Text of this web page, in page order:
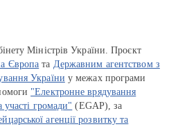
Міністрів України. Проєкт
Європа та Державним агентством з
України у межах програми
"Електронне врядування
участі громади" (EGAP), за
агенції розвитку та